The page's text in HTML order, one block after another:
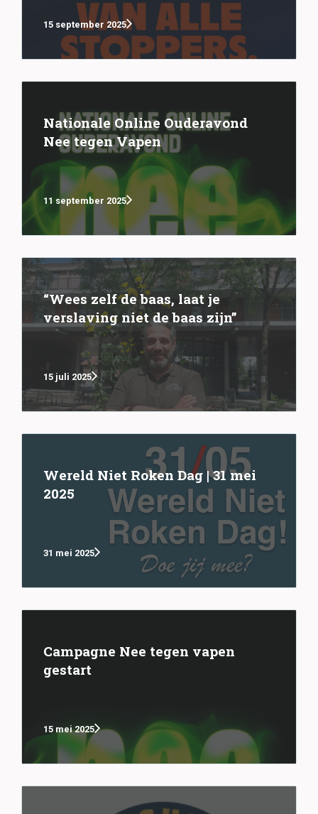
15 september 2025
Nationale Online Ouderavond
Nee tegen Vapen
11 september 2025
“Wees zelf de baas, laat je
verslaving niet de baas zijn”
15 juli 2025
Wereld Niet Roken Dag | 31 mei
2025
31 mei 2025
Campagne Nee tegen vapen
gestart
15 mei 2025